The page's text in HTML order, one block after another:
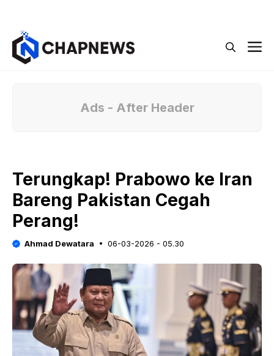
Ads - After Header
Terungkap! Prabowo ke Iran
Bareng Pakistan Cegah
Perang!
Ahmad Dewatara 06-03-2026 - 05.30